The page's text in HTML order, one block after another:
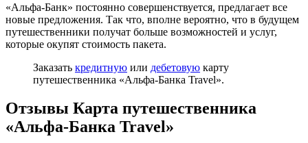
«Альфа-Банк» постоянно совершенствуется, предлагает все
новые предложения. Так что, вполне вероятно, что в будущем
путешественники получат больше возможностей и услуг,
которые окупят стоимость пакета.
Заказать кредитную или дебетовую карту
путешественника «Альфа-Банка Travel».
Отзывы Карта путешественника
«Альфа-Банка Travel»